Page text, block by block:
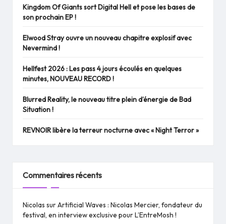
Kingdom Of Giants sort Digital Hell et pose les bases de
son prochain EP !
Elwood Stray ouvre un nouveau chapitre explosif avec
Nevermind !
Hellfest 2026 : Les pass 4 jours écoulés en quelques
minutes, NOUVEAU RECORD !
Blurred Reality, le nouveau titre plein d’énergie de Bad
Situation !
REVNOIR libère la terreur nocturne avec « Night Terror »
Commentaires récents
Nicolas surArtificial Waves : Nicolas Mercier, fondateur du
festival, en interview exclusive pour L’EntreMosh !